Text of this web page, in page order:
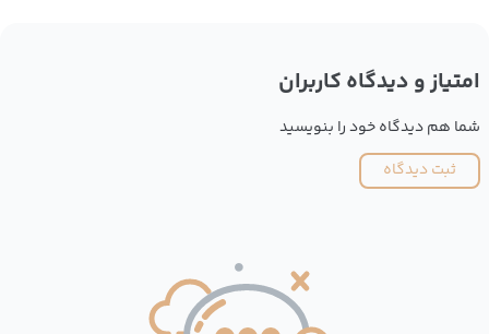
امتیاز و دیدگاه کاربران
شما هم دیدگاه خود را بنویسید
ثبت دیدگاه